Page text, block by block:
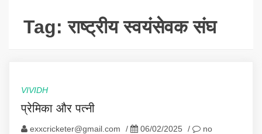
Tag:राष्ट्रीय स्वयंसेवक संघ
VIVIDH
प्रेमिका और पत्नी
exxcricketer@gmail.com / 06/02/2025 /
no